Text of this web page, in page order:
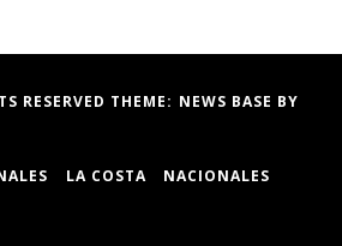
RESERVED THEME: NEWS BASE BY
LA COSTA
NACIONALES